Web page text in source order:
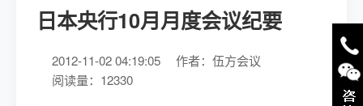
日本央行10月月度会议纪要
2012-11-02 04:19:05
作者：伍方会议
阅读量：12330